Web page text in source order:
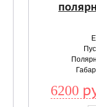
6200